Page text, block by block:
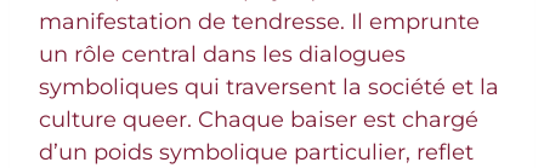
manifestation de tendresse. Il emprunte
un rôle central dans les dialogues
symboliques qui traversent la société et la
culture queer. Chaque baiser est chargé
d’un poids symbolique particulier, reflet